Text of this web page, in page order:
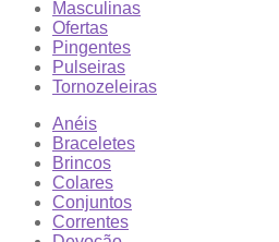
Masculinas
Ofertas
Pingentes
Pulseiras
Tornozeleiras
Anéis
Braceletes
Brincos
Colares
Conjuntos
Correntes